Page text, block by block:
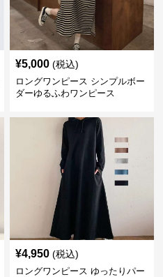
¥5,000 (税込)
ロングワンピース シンプルボー
ダーゆるふわワンピース
¥4,950 (税込)
ロングワンピース ゆったりパー